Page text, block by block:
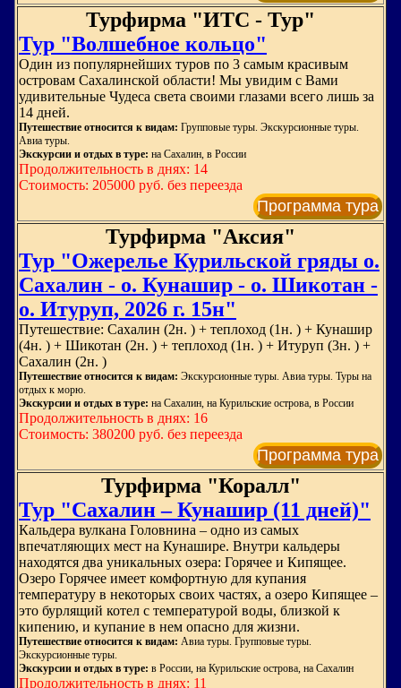
Турфирма "ИТС - Тур"
Тур "Волшебное кольцо"
Один из популярнейших туров по 3 самым красивым
островам Сахалинской области! Мы увидим с Вами
удивительные Чудеса света своими глазами всего лишь за
14 дней.
Путешествие относится к видам: Групповые туры. Экскурсионные туры.
Авиа туры.
Экскурсии и отдых в туре: на Сахалин, в России
Продолжительность в днях: 14
Стоимость: 205000 руб. без переезда
Программа тура
Турфирма "Аксия"
Тур "Ожерелье Курильской гряды о.
Сахалин - о. Кунашир - о. Шикотан -
о. Итуруп, 2026 г. 15н"
Путешествие: Сахалин (2н. ) + теплоход (1н. ) + Кунашир
(4н. ) + Шикотан (2н. ) + теплоход (1н. ) + Итуруп (3н. ) +
Сахалин (2н. )
Путешествие относится к видам: Экскурсионные туры. Авиа туры. Туры на
отдых к морю.
Экскурсии и отдых в туре: на Сахалин, на Курильские острова, в России
Продолжительность в днях: 16
Стоимость: 380200 руб. без переезда
Программа тура
Турфирма "Коралл"
Тур "Сахалин – Кунашир (11 дней)"
Кальдера вулкана Головнина – одно из самых
впечатляющих мест на Кунашире. Внутри кальдеры
находятся два уникальных озера: Горячее и Кипящее.
Озеро Горячее имеет комфортную для купания
температуру в некоторых своих частях, а озеро Кипящее –
это бурлящий котел с температурой воды, близкой к
кипению, и купание в нем опасно для жизни.
Путешествие относится к видам: Авиа туры. Групповые туры.
Экскурсионные туры.
Экскурсии и отдых в туре: в России, на Курильские острова, на Сахалин
Продолжительность в днях: 11